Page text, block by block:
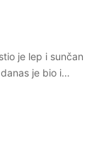
je lep i sunčan
je bio i…